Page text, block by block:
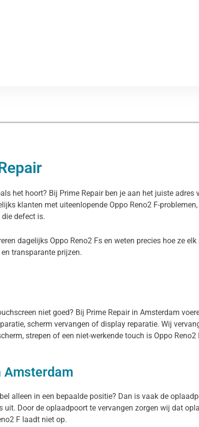
het hoort? Bij Prime Repair ben je aan het juiste adres
klanten met uiteenlopende Oppo Reno2 F-
defect is.
dagelijks Oppo Reno2 Fs en weten precies hoe ze
transparante prijzen.
niet goed? Bij Prime Repair in Amsterdam
scherm vervangen of display reparatie. Wij
strepen of een niet-werkende touch is Oppo
Amsterdam
alleen in een bepaalde positie? Dan is vaak de
Door de oplaadpoort te vervangen zorgen wij dat
F laadt niet op.